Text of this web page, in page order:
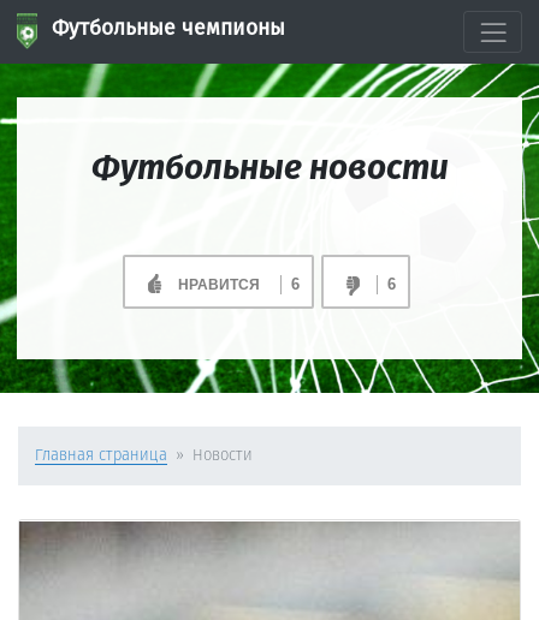
Футбольные чемпионы
Футбольные новости
НРАВИТСЯ 6 6
Главная страница Новости